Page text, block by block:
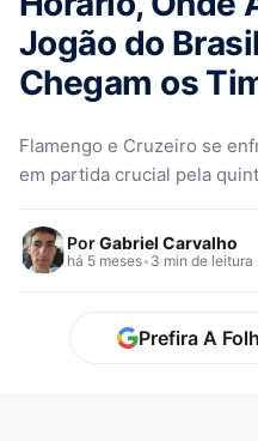
Jogão do
Chegam os
Flamengo e Cruzeiro se
em partida crucial pela
PorGabriel Carvalho
há 5 meses• 3 min de leitura
Prefira A